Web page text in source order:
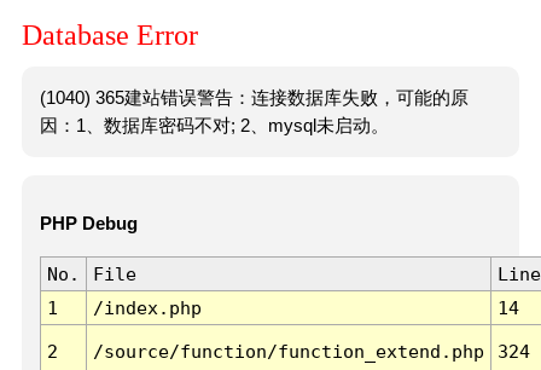
Database Error
(1040) 365建站错误警告：连接数据库失败，可能的原
因：1、数据库密码不对; 2、mysql未启动。
PHP Debug
No. File
Line
1
/index.php 14
2 /source/function/function_extend.php 324